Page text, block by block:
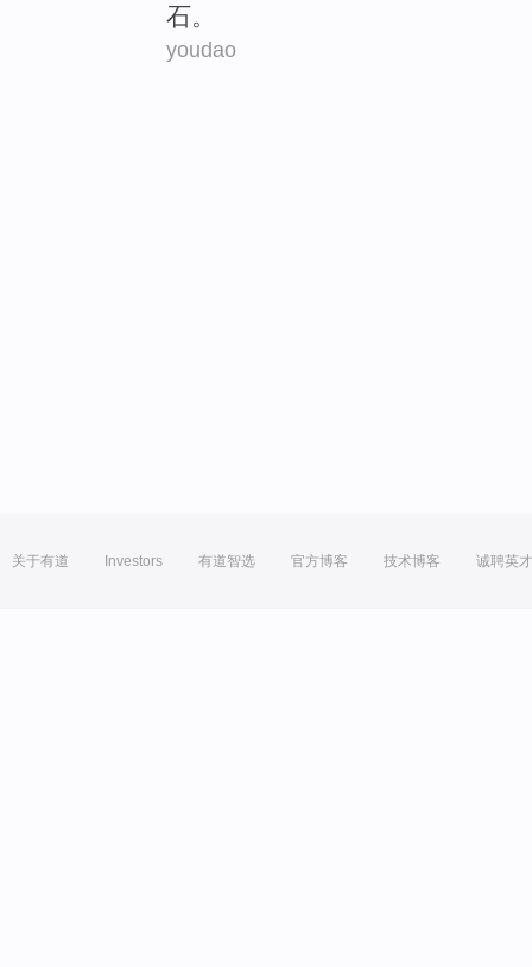
石。
youdao
关于有道 Investors 有道智选 官方博客 技术博客 诚聘英才